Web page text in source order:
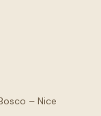
– Nice